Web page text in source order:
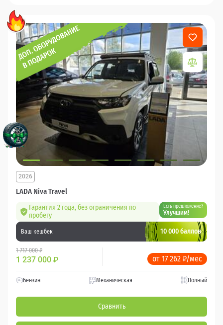
LADA Niva Travel
2026
Гарантия 2 года, без ограничения по
пробегу
Есть предложение?
Улучшим!
Ваш кешбек 10 000 баллов
1 717 000 ₽
1 237 000 ₽ от 17 262 ₽/мес
Бензин Механическая Полный
Сравнить